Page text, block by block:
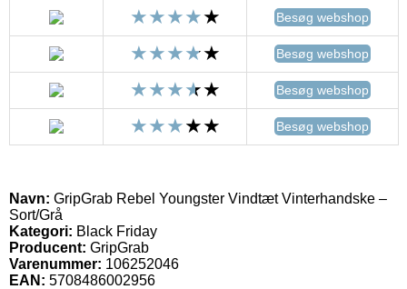
Besøg webshop
Besøg webshop
Besøg webshop
Besøg webshop
Navn: GripGrab Rebel Youngster Vindtæt Vinterhandske –
Sort/Grå
Kategori: Black Friday
Producent: GripGrab
Varenummer: 106252046
EAN: 5708486002956